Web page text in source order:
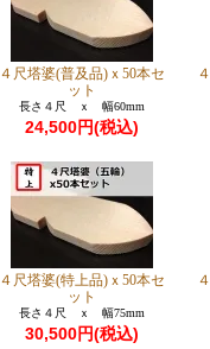
４尺塔婆(普及品)ｘ50本セ
ット
長さ４尺 ｘ 幅60mm
24,500円(税込)
４尺塔婆(特上品)ｘ50本セ
ット
長さ４尺 ｘ 幅75mm
30,500円(税込)